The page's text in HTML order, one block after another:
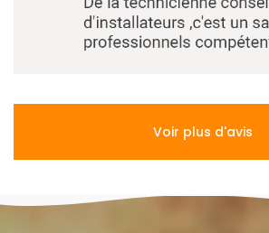
Voir plus d'avis